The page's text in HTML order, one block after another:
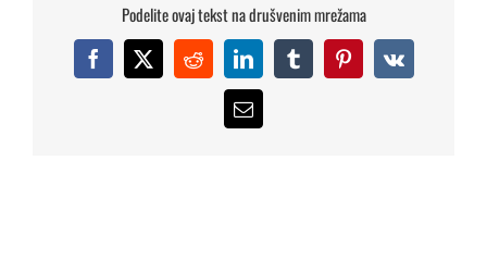
Podelite ovaj tekst na drušvenim mrežama
Facebook
X RedditLinkedInTumblrPinterest
Vk
Email